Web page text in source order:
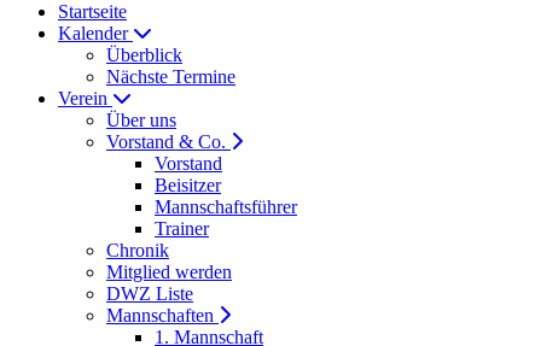
Startseite
Kalender
Überblick
Nächste Termine
Verein
Über uns
Vorstand & Co.
Vorstand
Beisitzer
Mannschaftsführer
Trainer
Chronik
Mitglied werden
DWZ Liste
Mannschaften
1. Mannschaft